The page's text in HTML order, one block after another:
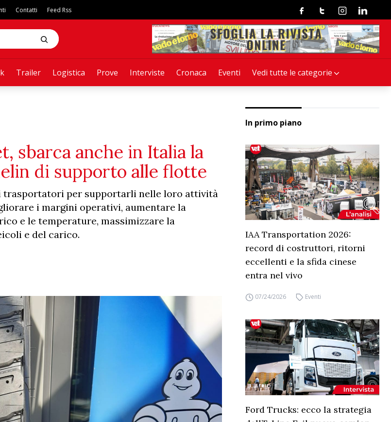
Trailer Logistica Prove Interviste Cronaca Eventi Vedi tutte le categorie
Contatti Feed Rss FacebookTwitterInstagramLinkedin
sbarca anche in Italia la
di supporto alle flotte
trasportatori per supportarli nelle loro attività
i margini operativi, aumentare la
e le temperature, massimizzare la
e del carico.
In primo piano
IAA Transportation 2026:
record di costruttori, ritorni
eccellenti e la sfida cinese
entra nel vivo
07/24/2026 Eventi
Ford Trucks: ecco la strategia